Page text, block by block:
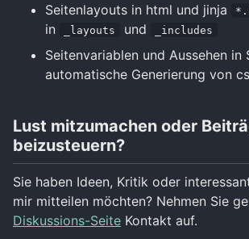
Seitenlayouts in html und jinja
in
_layouts und _includes
Seitenvariablen und Aussehen in
automatische Generierung von
Lust mitzumachen oder
beizusteuern?
Sie haben Ideen, Kritik oder
mir mitteilen möchten? Nehmen Sie
Diskussions-Seite Kontakt auf.